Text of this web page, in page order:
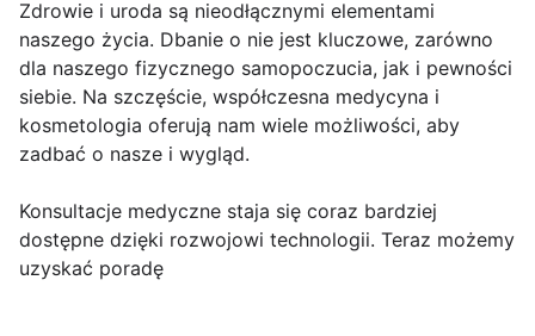
Zdrowie i uroda są nieodłącznymi elementami
naszego życia. Dbanie o nie jest kluczowe, zarówno
dla naszego fizycznego samopoczucia, jak i pewności
siebie. Na szczęście, współczesna medycyna i
kosmetologia oferują nam wiele możliwości, aby
zadbać o nasze i wygląd.
Konsultacje medyczne staja się coraz bardziej
dostępne dzięki rozwojowi technologii. Teraz możemy
uzyskać poradę